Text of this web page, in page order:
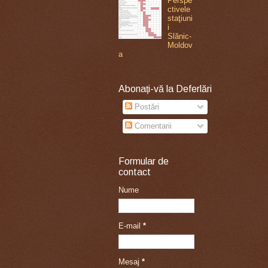
ctivele
staţiuni
i
Slănic-
Moldov
a
Abonați-vă la Deferlări
Postări
Comentarii
Formular de
contact
Nume
E-mail *
Mesaj *